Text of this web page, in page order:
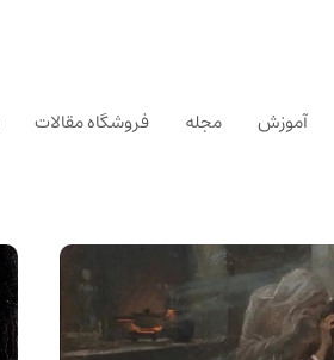
آموزش مجله فروشگاه مقالات